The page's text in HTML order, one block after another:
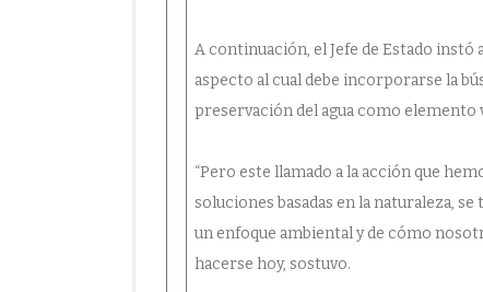
A continuación, el Jefe de Estado instó
aspecto al cual debe incorporarse la
preservación del agua como elemento
“Pero este llamado a la acción que
soluciones basadas en la naturaleza,
un enfoque ambiental y de cómo
hacerse hoy, sostuvo.